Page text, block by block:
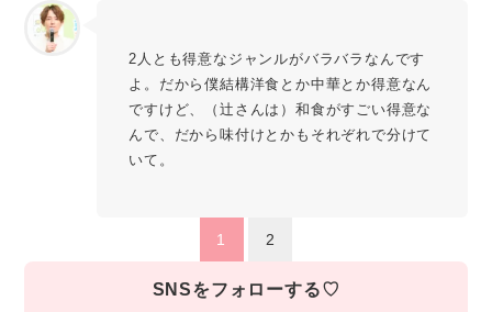
2人とも得意なジャンルがバラバラなんです
よ。だから僕結構洋食とか中華とか得意なん
ですけど、（辻󠄀さんは）和食がすごい得意な
んで、だから味付けとかもそれぞれで分けて
いて。
1 2
SNSをフォローする♡